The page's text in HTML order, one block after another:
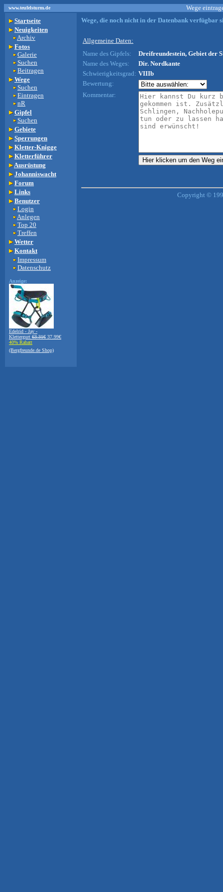
www.teufelsturm.de
Wege
Startseite
Neuigkeiten
Archiv
Fotos
Galerie
Suchen
Beitragen
Wege
Suchen
Eintragen
nR
Gipfel
Suchen
Gebiete
Sperrungen
Kletter-Knigge
Kletterführer
Ausrüstung
Johanniswacht
Forum
Links
Benutzer
Login
Anlegen
Top 20
Treffen
Wetter
Kontakt
Impressum
Datenschutz
Anzeige:
Edelrid - Jay -
Klettergurt 63.31€ 37.99€
40% Rabatt
(Bergfreunde.de Shop)
Wege, die noch nicht in der Datenbank verfügbar
Allgemeine Daten:
Name des Gipfels:
Dreifreundestein, Gebiet der
Name des Weges:
Dir. Nordkante
Schwierigkeitsgrad: VIIIb
Bewertung:
Kommentar:
Copyright ©